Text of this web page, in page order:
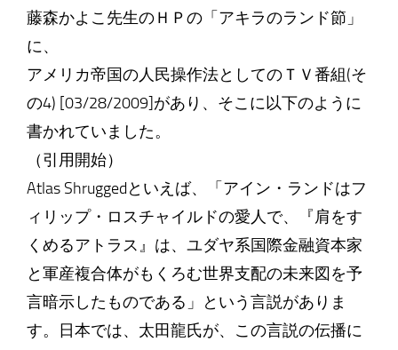
藤森かよこ先生のＨＰの「アキラのランド節」
に、
アメリカ帝国の人民操作法としてのＴＶ番組(そ
の4) [03/28/2009]があり、そこに以下のように
書かれていました。
（引用開始）
Atlas Shruggedといえば、「アイン・ランドはフ
ィリップ・ロスチャイルドの愛人で、『肩をす
くめるアトラス』は、ユダヤ系国際金融資本家
と軍産複合体がもくろむ世界支配の未来図を予
言暗示したものである」という言説がありま
す。日本では、太田龍氏が、この言説の伝播に